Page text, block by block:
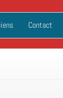
Contact